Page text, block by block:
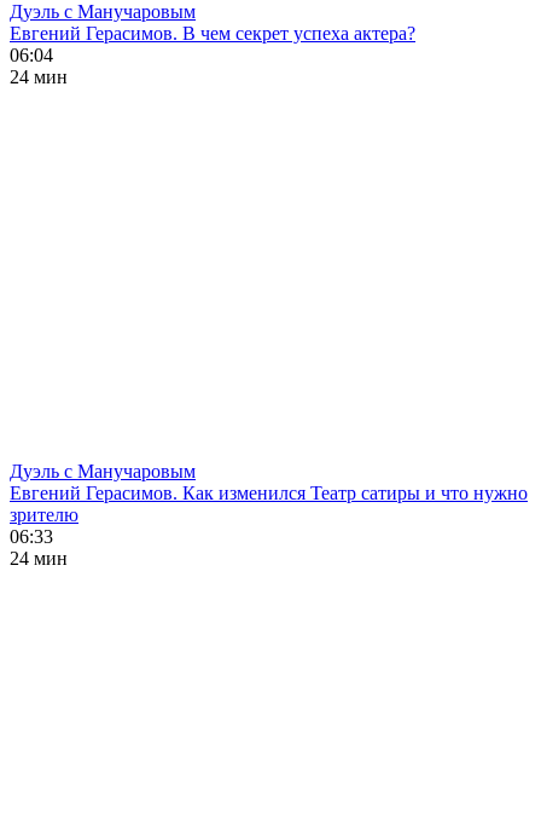
Дуэль с Манучаровым
Евгений Герасимов. В чем секрет успеха актера?
06:04
24 мин
Дуэль с Манучаровым
Евгений Герасимов. Как изменился Театр сатиры и что нужно
зрителю
06:33
24 мин